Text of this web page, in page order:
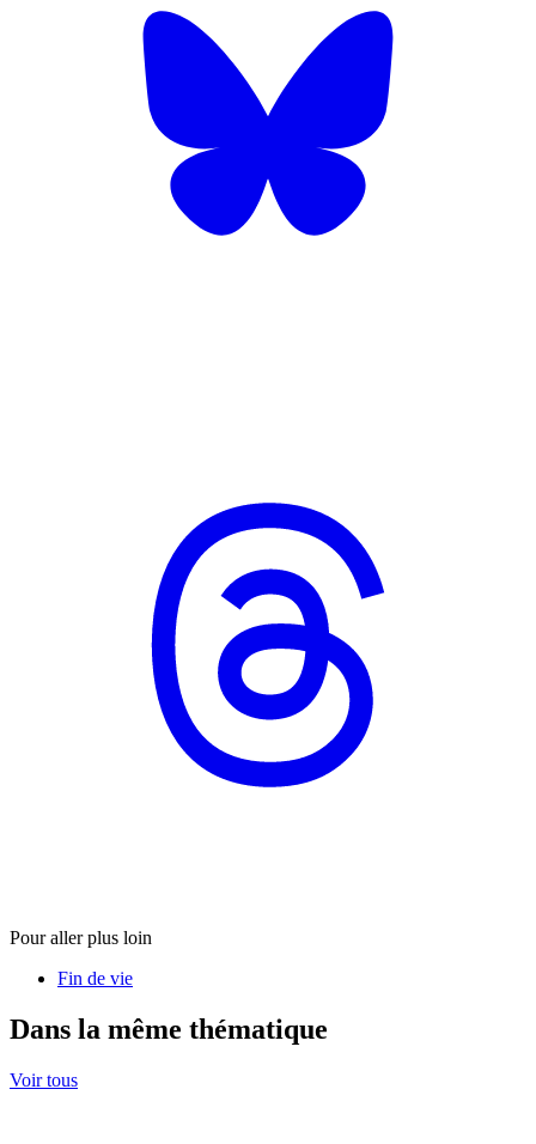
Pour aller plus loin
Fin de vie
Dans la même thématique
Voir tous